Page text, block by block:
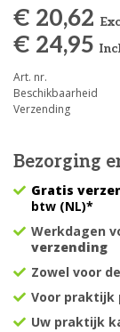
€ 20,62
€ 24,95
Art. nr.
Beschikbaarheid
Verzending
Bezorging
Gratis
btw (NL)*
Werkdagen
verzending
Zowel voor de
Voor praktijk
Uw praktijk